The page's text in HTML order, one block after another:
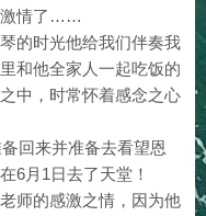
激情了……
的时光他给我们伴奏我
和他全家人一起吃饭的
中，时常怀着感念之心
回来并准备去看望恩
6月1日去了天堂！
师的感激之情，因为他